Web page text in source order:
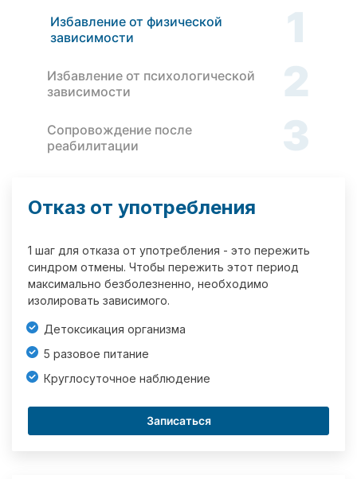
Избавление от физической
зависимости
1
Избавление от психологической
зависимости
2
Сопровождение после
реабилитации
3
Отказ от употребления
1 шаг для отказа от употребления - это пережить
синдром отмены. Чтобы пережить этот период
максимально безболезненно, необходимо
изолировать зависимого.
Детоксикация организма
5 разовое питание
Круглосуточное наблюдение
Записаться